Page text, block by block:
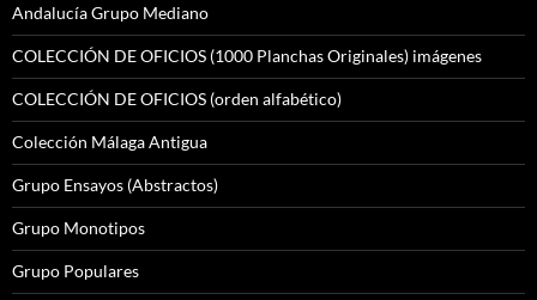
Andalucía Grupo Mediano
COLECCIÓN DE OFICIOS (1000 Planchas Originales) imágenes
COLECCIÓN DE OFICIOS (orden alfabético)
Colección Málaga Antigua
Grupo Ensayos (Abstractos)
Grupo Monotipos
Grupo Populares